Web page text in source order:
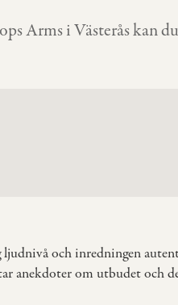
Arms i Västerås kan
ljudnivå och inredningen
anekdoter om utbudet och